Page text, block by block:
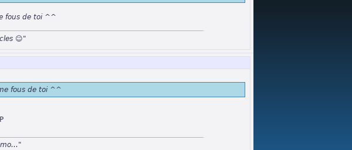
fous de toi ^^
☺"
fous de toi ^^